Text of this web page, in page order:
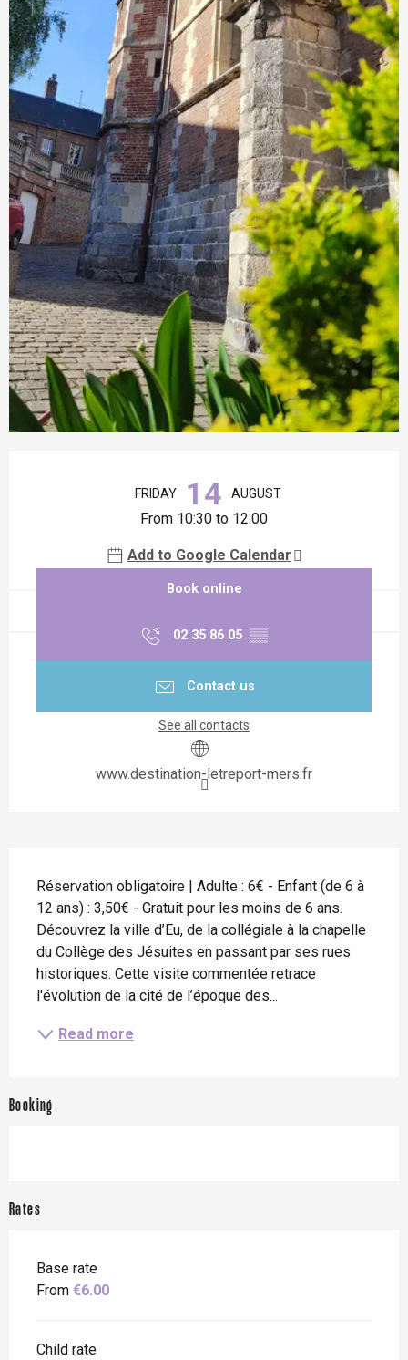
FRIDAY 14 AUGUST
From 10:30 to 12:00
Add to Google Calendar
Book online
02 35 86 05 ▒▒
Contact us
See all contacts
www.destination-letreport-mers.fr
Réservation obligatoire | Adulte : 6€ - Enfant (de 6 à
12 ans) : 3,50€ - Gratuit pour les moins de 6 ans.
Découvrez la ville d’Eu, de la collégiale à la chapelle
du Collège des Jésuites en passant par ses rues
historiques. Cette visite commentée retrace
l'évolution de la cité de l’époque des...
Read more
Booking
Rates
Base rate
From €6.00
Child rate